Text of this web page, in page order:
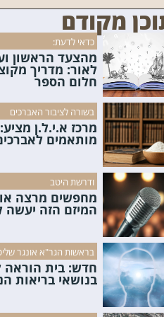
מקודם
כדאי לדעת:
מהצעד הראשון
לאור: מדריך
חלום הספר
בשורה לציבור האברכים
מרכז א.י.ל.ן
מותאמים
ודרשת היטב
מחפשים מרצה
המיזם הזה יעשה
בראשות הגר"א אונגר
חדש: בית הוראה
בנושאי בריאות